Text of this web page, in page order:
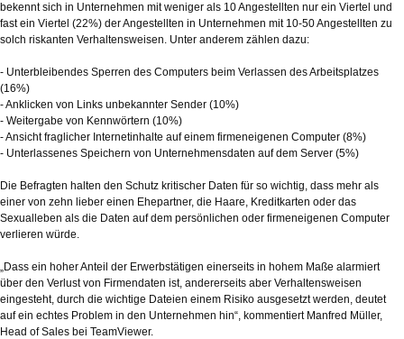
bekennt sich in Unternehmen mit weniger als 10 Angestellten nur ein Viertel und
fast ein Viertel (22%) der Angestellten in Unternehmen mit 10-50 Angestellten zu
solch riskanten Verhaltensweisen. Unter anderem zählen dazu:
- Unterbleibendes Sperren des Computers beim Verlassen des Arbeitsplatzes
(16%)
- Anklicken von Links unbekannter Sender (10%)
- Weitergabe von Kennwörtern (10%)
- Ansicht fraglicher Internetinhalte auf einem firmeneigenen Computer (8%)
- Unterlassenes Speichern von Unternehmensdaten auf dem Server (5%)
Die Befragten halten den Schutz kritischer Daten für so wichtig, dass mehr als
einer von zehn lieber einen Ehepartner, die Haare, Kreditkarten oder das
Sexualleben als die Daten auf dem persönlichen oder firmeneigenen Computer
verlieren würde.
„Dass ein hoher Anteil der Erwerbstätigen einerseits in hohem Maße alarmiert
über den Verlust von Firmendaten ist, andererseits aber Verhaltensweisen
eingesteht, durch die wichtige Dateien einem Risiko ausgesetzt werden, deutet
auf ein echtes Problem in den Unternehmen hin“, kommentiert Manfred Müller,
Head of Sales bei TeamViewer.